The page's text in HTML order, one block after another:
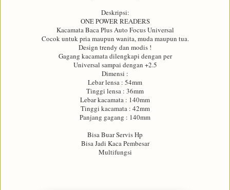
Deskripsi:
ONE POWER READERS
Kacamata Baca Plus Auto Focus Universal
Cocok untuk pria maupun wanita, muda maupun tua.
Design trendy dan modis !
Gagang kacamata dilengkapi dengan per
Universal sampai dengan +2.5
Dimensi :
Lebar lensa : 54mm
Tinggi lensa : 36mm
Lebar kacamata : 140mm
Tinggi kacamata : 42mm
Panjang gagang : 140mm
Bisa Buar Servis Hp
Bisa Jadi Kaca Pembesar
Multifungsi